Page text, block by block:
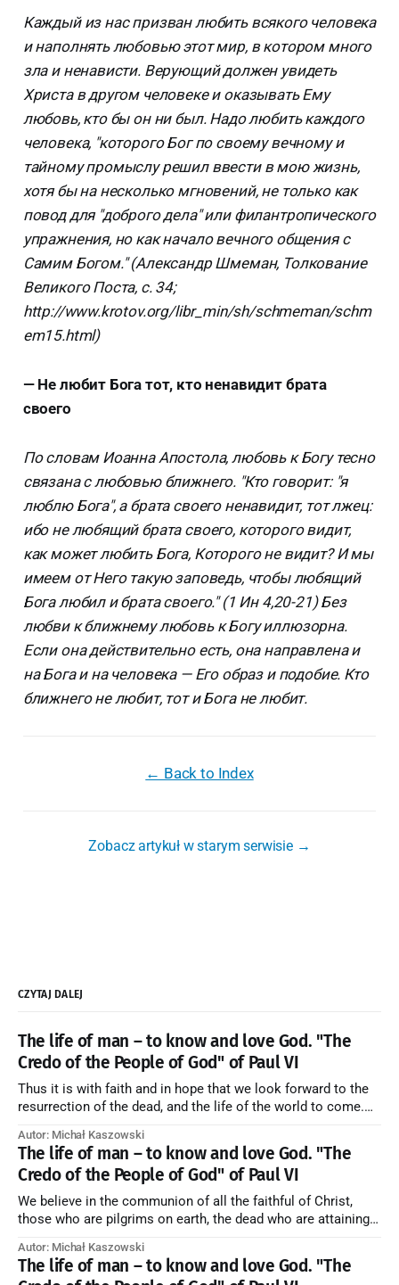
Каждый из нас призван любить всякого человека
и наполнять любовью этот мир, в котором много
зла и ненависти. Верующий должен увидеть
Христа в другом человеке и оказывать Ему
любовь, кто бы он ни был. Надо любить каждого
человека, "которого Бог по своему вечному и
тайному промыслу решил ввести в мою жизнь,
хотя бы на несколько мгновений, не только как
повод для "доброго дела" или филантропического
упражнения, но как начало вечного общения с
Самим Богом." (Александр Шмеман, Толкование
Великого Поста, с. 34;
http://www.krotov.org/libr_min/sh/schmeman/schm
em15.html)
— Не любит Бога тот, кто ненавидит брата
своего
По словам Иоанна Апостола, любовь к Богу тесно
связана с любовью ближнего. "Кто говорит: "я
люблю Бога", а брата своего ненавидит, тот лжец:
ибо не любящий брата своего, которого видит,
как может любить Бога, Которого не видит? И мы
имеем от Него такую заповедь, чтобы любящий
Бога любил и брата своего." (1 Ин 4,20-21) Без
любви к ближнему любовь к Богу иллюзорна.
Если она действительно есть, она направлена и
на Бога и на человека — Его образ и подобие. Кто
ближнего не любит, тот и Бога не любит.
← Back to Index
Zobacz artykuł w starym serwisie →
CZYTAJ DALEJ
The life of man – to know and love God. "The
Credo of the People of God" of Paul VI
Thus it is with faith and in hope that we look forward to the
resurrection of the dead, and the life of the world to come.
artykuł w starym serwisie →
Autor: Michał Kaszowski
The life of man – to know and love God. "The
Credo of the People of God" of Paul VI
We believe in the communion of all the faithful of Christ,
those who are pilgrims on earth, the dead who are attaining
forming one Church; and we believe that in this communion
the merciful love of God and His saints is
Autor: Michał Kaszowski
The life of man – to know and love God. "The